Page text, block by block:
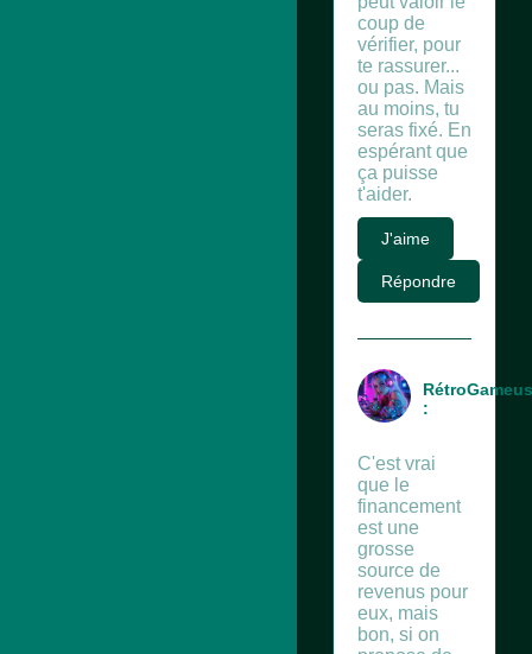
coup de
vérifier, pour
te rassurer...
ou pas. Mais
au moins, tu
seras fixé. En
espérant que
ça puisse
t'aider.
J'aime
Répondre
:
C'est vrai
que le
financement
est une
grosse
source de
revenus pour
eux, mais
bon, si on